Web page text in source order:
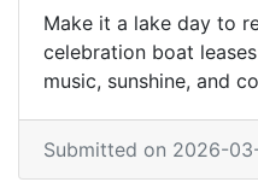
Make it a lake day to
celebration boat
music, sunshine, and
Submitted on 2026-